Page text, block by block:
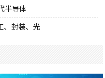
半导体
、封装、光